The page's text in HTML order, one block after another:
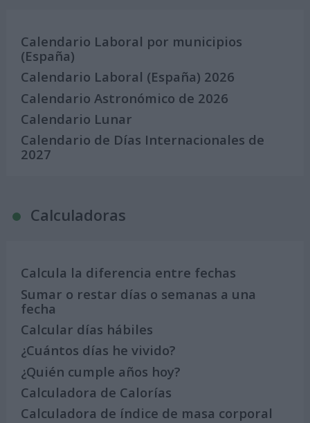
Calendario Laboral por municipios
(España)
Calendario Laboral (España) 2026
Calendario Astronómico de 2026
Calendario Lunar
Calendario de Días Internacionales de
2027
Calculadoras
Calcula la diferencia entre fechas
Sumar o restar días o semanas a una
fecha
Calcular días hábiles
¿Cuántos días he vivido?
¿Quién cumple años hoy?
Calculadora de Calorías
Calculadora de índice de masa corporal